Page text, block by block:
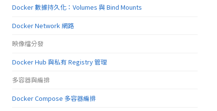
Docker 數據持久化：Volumes 與 Bind Mounts
Docker Network 網路
映像檔分發
Docker Hub 與私有 Registry 管理
多容器與編排
Docker Compose 多容器編排